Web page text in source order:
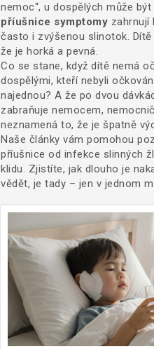
nemoc“, u dospělých může
příušnice symptomy zahrnují
často i zvýšenou slinotok.
že je horká a pevná.
Co se stane, když dítě nemá
dospělými, kteří nebyli
najednou? A že po dvou
zabraňuje nemocem,
neznamená to, že je špatně
Naše články vám pomohou
příušnice od infekce slinných
klidu. Zjistíte, jak dlouho je
vědět, je tady – jen v jednom